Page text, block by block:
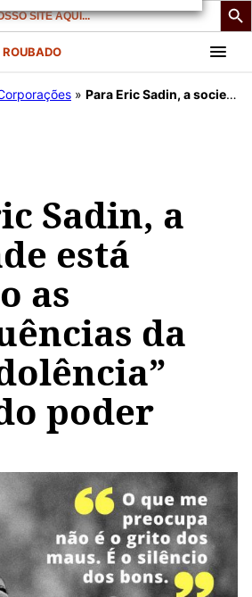
» Para Eric Sadin, a sociedade está pagando as consequências da sua “indolência” diante do poder
Sadin, a
está
as
da
poder